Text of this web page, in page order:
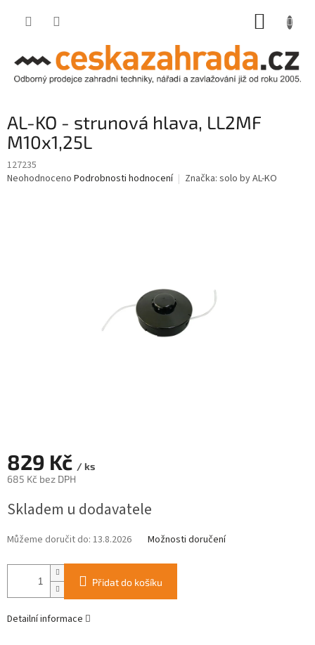
AL-KO - strunová hlava, LL2MF
M10x1,25L
127235
Průměrné
Neohodnoceno Podrobnosti hodnocení Značka: solo by AL-KO
829 Kč / ks
685 Kč bez DPH
cena:
Skladem u dodavatele
Můžeme doručit do: 13.8.2026 Možnosti doručení
Přidat do košíku
Detailní informace